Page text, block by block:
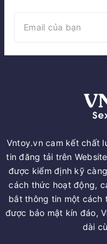
Vntoy.vn cam kết chất
tin đăng tải trên
được kiểm định kỹ
cách thức hoạt động,
bắt thông tin một cách
được bảo mật kín đáo,
dài